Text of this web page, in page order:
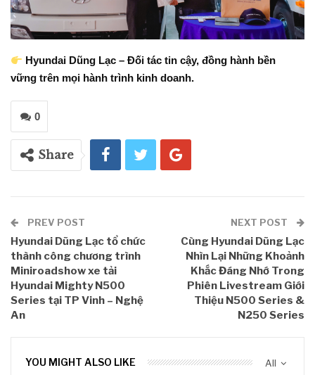
Hyundai Dũng Lạc – Đối tác tin cậy, đồng hành bền
vững trên mọi hành trình kinh doanh.
0
Share
PREV POST
Hyundai Dũng Lạc tổ chức
thành công chương trình
Miniroadshow xe tải
Hyundai Mighty N500
Series tại TP Vinh – Nghệ
An
NEXT POST
Cùng Hyundai Dũng Lạc
Nhìn Lại Những Khoảnh
Khắc Đáng Nhớ Trong
Phiên Livestream Giới
Thiệu N500 Series &
N250 Series
All
YOU MIGHT ALSO LIKE